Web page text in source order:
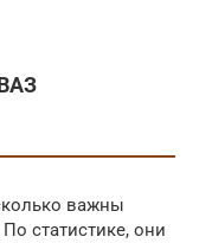
важны
статистике, они